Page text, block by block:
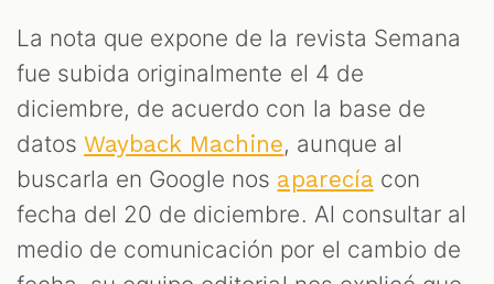
La nota que expone de la revista Semana
fue subida originalmente el 4 de
diciembre, de acuerdo con la base de
datosWayback Machine, aunque al
buscarla en Google nos aparecíacon
fecha del 20 de diciembre. Al consultar al
medio de comunicación por el cambio de